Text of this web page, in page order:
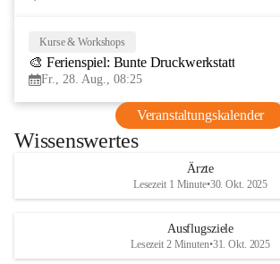
Kurse & Workshops
🎨 Ferienspiel: Bunte Druckwerkstatt
Fr., 28. Aug., 08:25
Veranstaltungskalender
Wissenswertes
Ärzte
Lesezeit 1 Minute•30. Okt. 2025
Ausflugsziele
Lesezeit 2 Minuten•31. Okt. 2025